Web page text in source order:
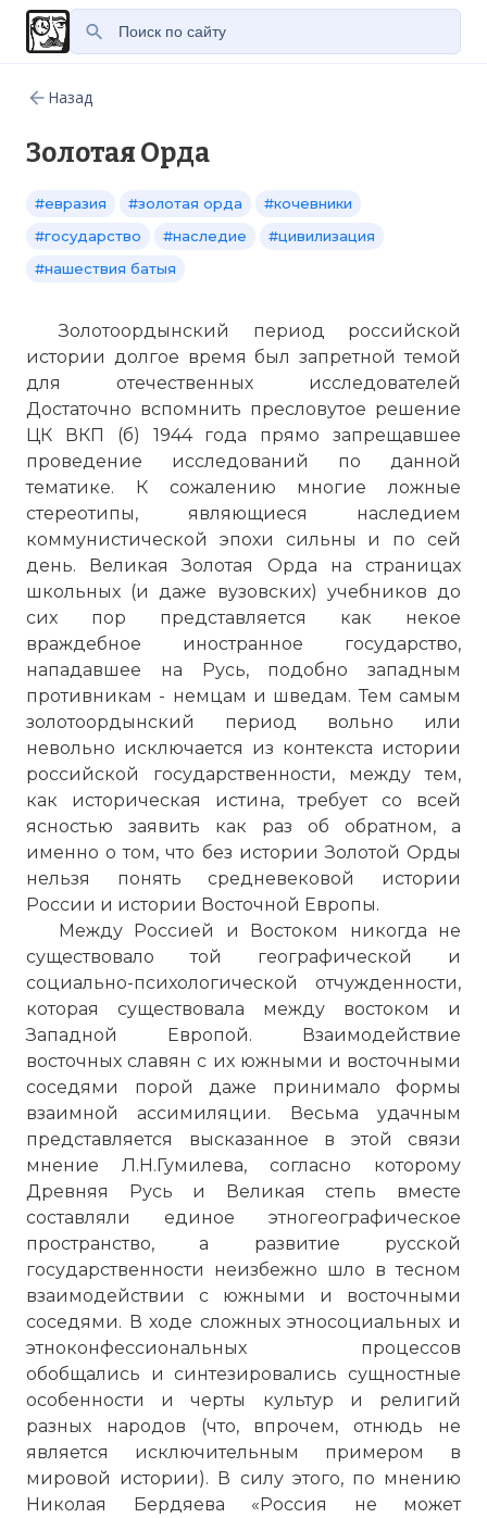
Назад
Золотая Орда
#евразия #золотая орда
#кочевники
#государство
#наследие
#цивилизация
#нашествия батыя
Золотоордынский период российской
истории долгое время был запретной темой
для отечественных исследователей
Достаточно вспомнить пресловутое решение
ЦК ВКП (б) 1944 года прямо запрещавшее
проведение исследований по данной
тематике. К сожалению многие ложные
стереотипы, являющиеся наследием
коммунистической эпохи сильны и по сей
день. Великая Золотая Орда на страницах
школьных (и даже вузовских) учебников до
сих пор представляется как некое
враждебное иностранное государство,
нападавшее на Русь, подобно западным
противникам - немцам и шведам. Тем самым
золотоордынский период вольно или
невольно исключается из контекста истории
российской государственности, между тем,
как историческая истина, требует со всей
ясностью заявить как раз об обратном, а
именно о том, что без истории Золотой Орды
нельзя понять средневековой истории
России и истории Восточной Европы.
Между Россией и Востоком никогда не
существовало той географической и
социально-психологической отчужденности,
которая существовала между востоком и
Западной Европой. Взаимодействие
восточных славян с их южными и восточными
соседями порой даже принимало формы
взаимной ассимиляции. Весьма удачным
представляется высказанное в этой связи
мнение Л.Н.Гумилева, согласно которому
Древняя Русь и Великая степь вместе
составляли единое этногеографическое
пространство, а развитие русской
государственности неизбежно шло в тесном
взаимодействии с южными и восточными
соседями. В ходе сложных этносоциальных и
этноконфессиональных процессов
обобщались и синтезировались сущностные
особенности и черты культур и религий
разных народов (что, впрочем, отнюдь не
является исключительным примером в
мировой истории). В силу этого, по мнению
Николая Бердяева «Россия не может